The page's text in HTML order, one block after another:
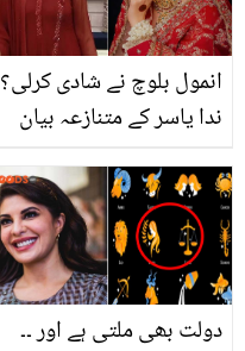
انمول بلوچ نے شادی کرلی؟
ندا یاسر کے متنازعہ بیان
مچا دی
دولت بھی ملتی ہے اور ۔۔